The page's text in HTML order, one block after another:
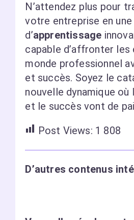
N’attendez plus pour
votre entreprise en
d’apprentissage
capable d’affronter les
monde professionnel
et succès. Soyez le
nouvelle dynamique où
et le succès vont de
Post Views: 1 808
D’autres contenus